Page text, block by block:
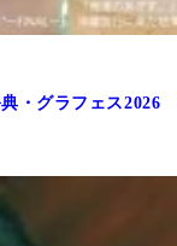
・グラフェス2026